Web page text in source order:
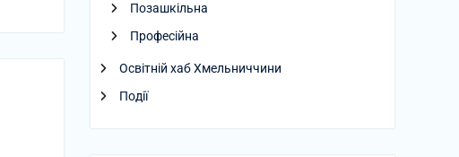
Позашкільна
Професійна
Освітній хаб Хмельниччини
Події